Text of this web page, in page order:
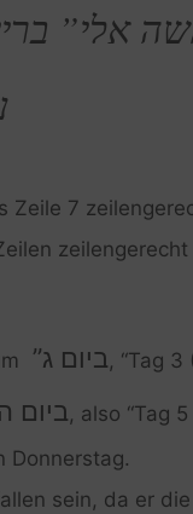
אלי”
Zeile 7
ביום ג” , “Tag 3
ביום , also “Tag
Donnerstag.
sein, da er